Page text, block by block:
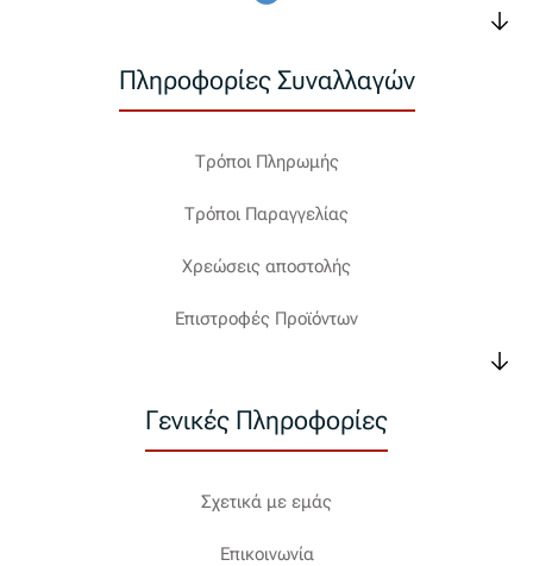
Πληροφορίες Συναλλαγών
Τρόποι Πληρωμής
Τρόποι Παραγγελίας
Χρεώσεις αποστολής
Επιστροφές Προϊόντων
Γενικές Πληροφορίες
Σχετικά με εμάς
Επικοινωνία